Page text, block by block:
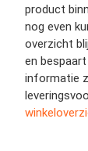
product
nog even
overzicht
en
informatie